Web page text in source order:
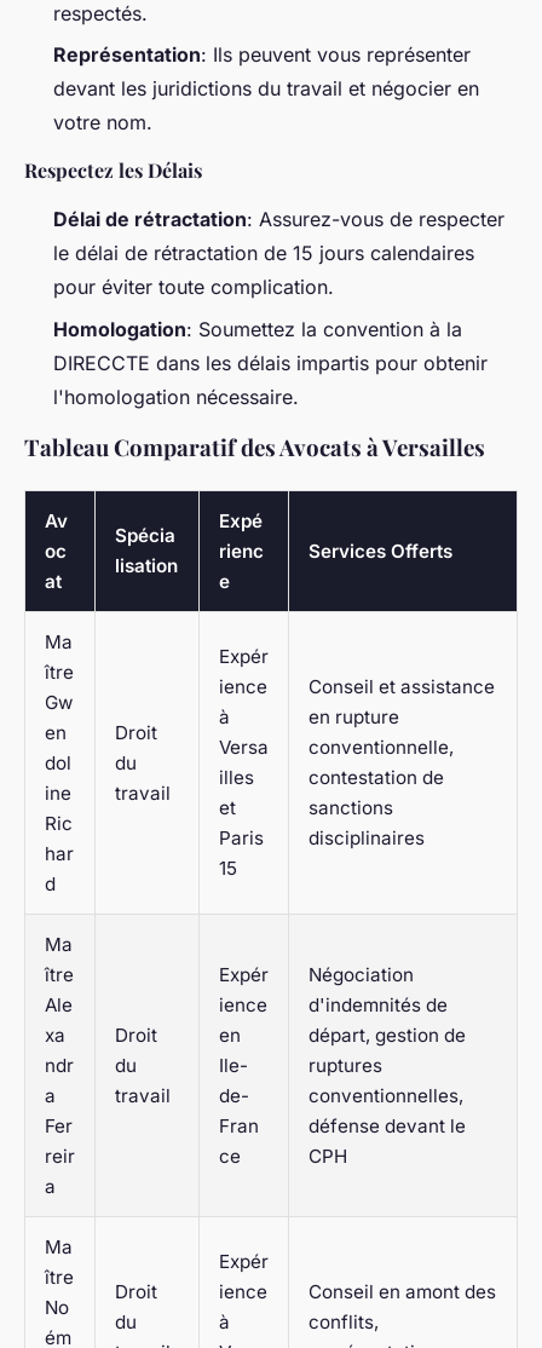
respectés.
Représentation: Ils peuvent vous représenter
devant les juridictions du travail et négocier en
votre nom.
Respectez les Délais
Délai de rétractation: Assurez-vous de respecter
le délai de rétractation de 15 jours calendaires
pour éviter toute complication.
Homologation: Soumettez la convention à la
DIRECCTE dans les délais impartis pour obtenir
l'homologation nécessaire.
Tableau Comparatif des Avocats à Versailles
Av
oc
at
Spécia
lisation
Expé
rienc
e
Services Offerts
Ma
ître
Gw
en
dol
ine
Ric
har
d
Droit
du
travail
Expér
ience
à
Versa
illes
et
Paris
15
Conseil et assistance
en rupture
conventionnelle,
contestation de
sanctions
disciplinaires
Ma
ître
Ale
xa
ndr
a
Fer
reir
a
Droit
du
travail
Expér
ience
en
Ile-
de-
Fran
ce
Négociation
d'indemnités de
départ, gestion de
ruptures
conventionnelles,
défense devant le
CPH
Ma
ître
No
ém
Droit
du
Expér
ience
à
Conseil en amont des
conflits,